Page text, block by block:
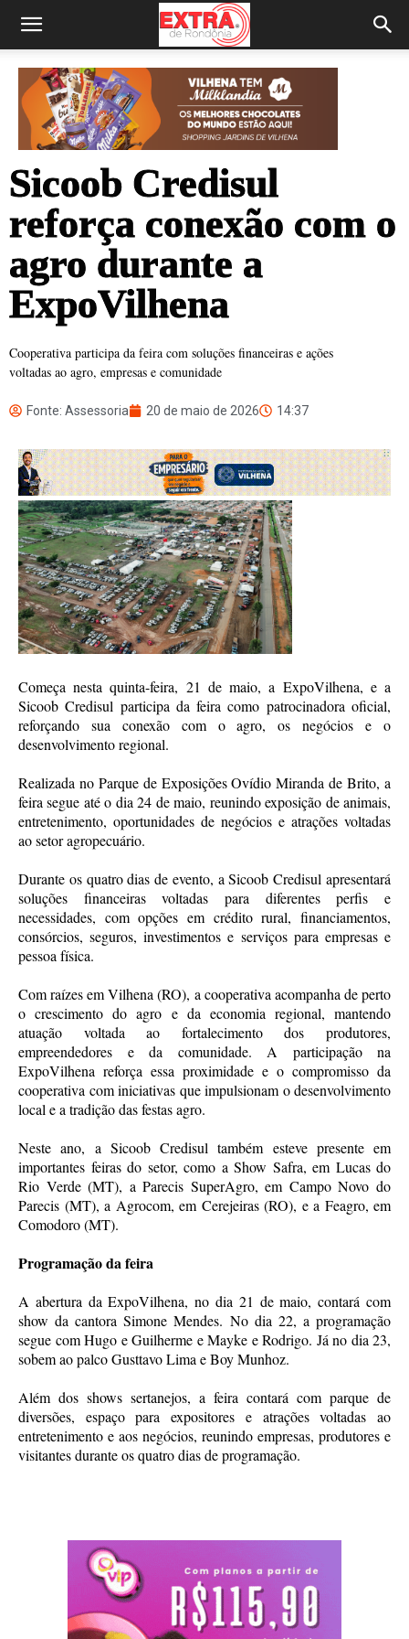
Sicoob Credisul
reforça conexão com o
agro durante a
ExpoVilhena
Cooperativa participa da feira com soluções financeiras e ações
voltadas ao agro, empresas e comunidade
Fonte: Assessoria 20 de maio de 2026 14:37
Começa nesta quinta-feira, 21 de maio, a ExpoVilhena, e a
Sicoob Credisul participa da feira como patrocinadora oficial,
reforçando sua conexão com o agro, os negócios e o
desenvolvimento regional.
Realizada no Parque de Exposições Ovídio Miranda de Brito, a
feira segue até o dia 24 de maio, reunindo exposição de animais,
entretenimento, oportunidades de negócios e atrações voltadas
ao setor agropecuário.
Durante os quatro dias de evento, a Sicoob Credisul apresentará
soluções financeiras voltadas para diferentes perfis e
necessidades, com opções em crédito rural, financiamentos,
consórcios, seguros, investimentos e serviços para empresas e
pessoa física.
Com raízes em Vilhena (RO), a cooperativa acompanha de perto
o crescimento do agro e da economia regional, mantendo
atuação voltada ao fortalecimento dos produtores,
empreendedores e da comunidade. A participação na
ExpoVilhena reforça essa proximidade e o compromisso da
cooperativa com iniciativas que impulsionam o desenvolvimento
local e a tradição das festas agro.
Neste ano, a Sicoob Credisul também esteve presente em
importantes feiras do setor, como a Show Safra, em Lucas do
Rio Verde (MT), a Parecis SuperAgro, em Campo Novo do
Parecis (MT), a Agrocom, em Cerejeiras (RO), e a Feagro, em
Comodoro (MT).
Programação da feira
A abertura da ExpoVilhena, no dia 21 de maio, contará com
show da cantora Simone Mendes. No dia 22, a programação
segue com Hugo e Guilherme e Mayke e Rodrigo. Já no dia 23,
sobem ao palco Gusttavo Lima e Boy Munhoz.
Além dos shows sertanejos, a feira contará com parque de
diversões, espaço para expositores e atrações voltadas ao
entretenimento e aos negócios, reunindo empresas, produtores e
visitantes durante os quatro dias de programação.